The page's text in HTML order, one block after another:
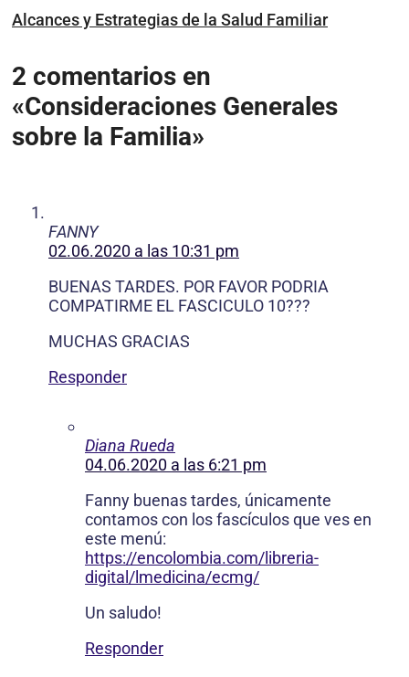
Alcances y Estrategias de la Salud Familiar
2 comentarios en
«Consideraciones Generales
sobre la Familia»
FANNY
02.06.2020 a las 10:31 pm
BUENAS TARDES. POR FAVOR PODRIA
COMPATIRME EL FASCICULO 10???
MUCHAS GRACIAS
Responder
Diana Rueda
04.06.2020 a las 6:21 pm
Fanny buenas tardes, únicamente
contamos con los fascículos que ves en
este menú:
https://encolombia.com/libreria-
digital/lmedicina/ecmg/
Un saludo!
Responder